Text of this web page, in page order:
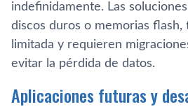
indefinidamente. Las
discos duros o memorias flash,
limitada y requieren
evitar la pérdida de datos.
Aplicaciones futuras y